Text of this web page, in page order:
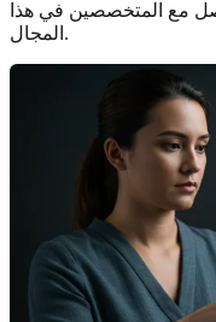
مع المتخصصين في هذا
المجال.